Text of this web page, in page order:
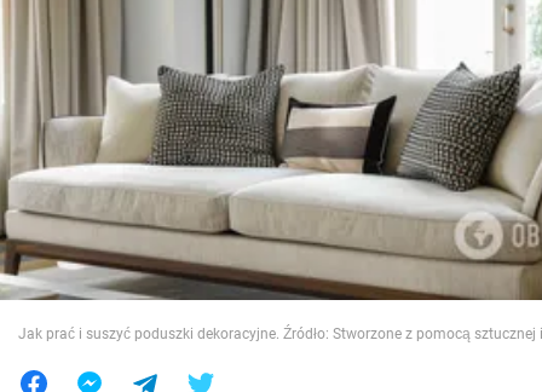
Polityka
Społeczeństwo
Wojna na Ukrainie
Świat
Jedzenie
Jak prać i suszyć poduszki dekoracyjne. Źródło: Stworzone z pomocą sztucznej